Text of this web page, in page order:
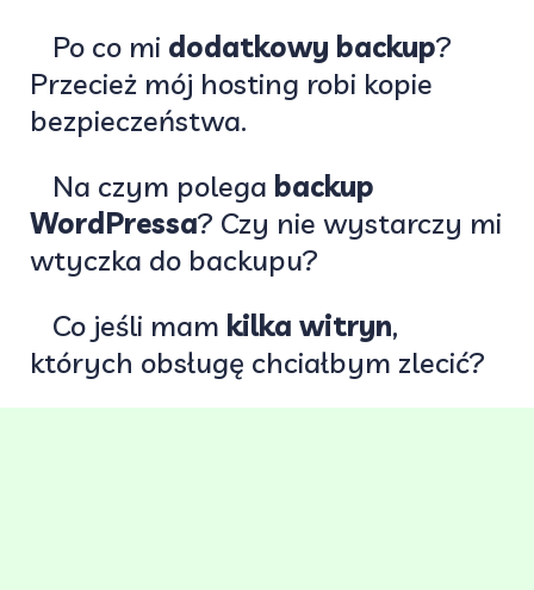
Po co mi dodatkowy backup?
Przecież mój hosting robi kopie
bezpieczeństwa.
Na czym polega backup
WordPressa? Czy nie wystarczy mi
wtyczka do backupu?
Co jeśli mam kilka witryn,
których obsługę chciałbym zlecić?